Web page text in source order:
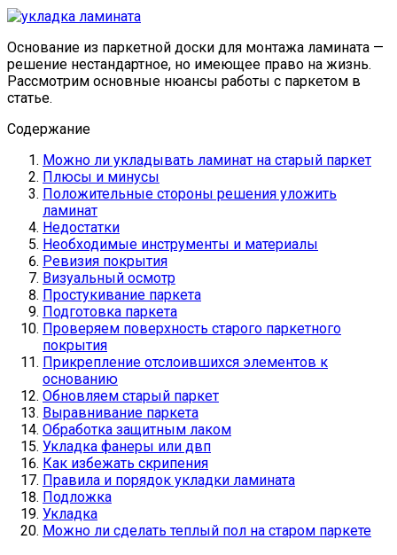
Основание из паркетной доски для монтажа ламината —
решение нестандартное, но имеющее право на жизнь.
Рассмотрим основные нюансы работы с паркетом в
статье.
Содержание
Можно ли укладывать ламинат на старый паркет
Плюсы и минусы
Положительные стороны решения уложить
ламинат
Недостатки
Необходимые инструменты и материалы
Ревизия покрытия
Визуальный осмотр
Простукивание паркета
Подготовка паркета
Проверяем поверхность старого паркетного
покрытия
Прикрепление отслоившихся элементов к
основанию
Обновляем старый паркет
Выравнивание паркета
Обработка защитным лаком
Укладка фанеры или двп
Как избежать скрипения
Правила и порядок укладки ламината
Подложка
Укладка
Можно ли сделать теплый пол на старом паркете